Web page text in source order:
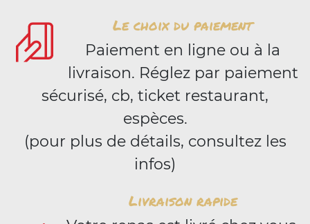
Le choix du paiement
Paiement en ligne ou à la
livraison. Réglez par paiement
sécurisé, cb, ticket restaurant,
espèces.
(pour plus de détails, consultez les
infos)
Livraison rapide